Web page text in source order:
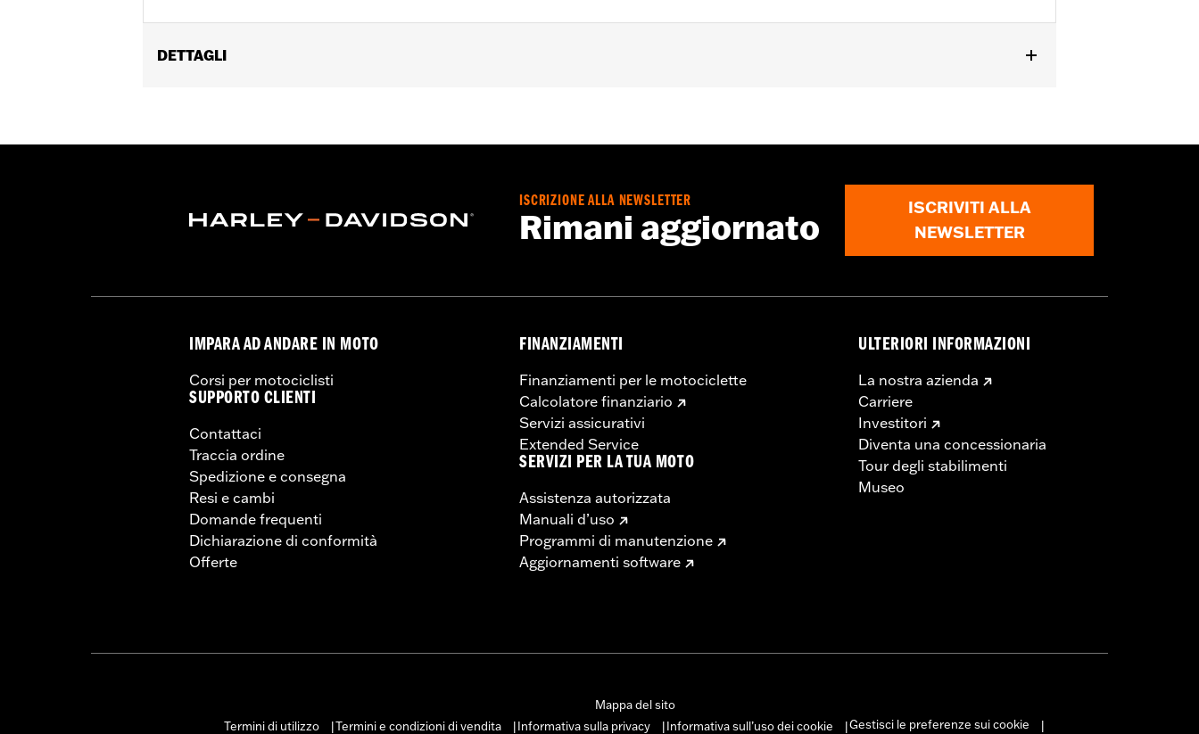
DETTAGLI
Origine:Articolo d'importazione
ISCRIZIONE ALLA NEWSLETTER
Rimani aggiornato
ISCRIVITI ALLA
NEWSLETTER
IMPARA AD ANDARE IN MOTO
Corsi per motociclisti
SUPPORTO CLIENTI
Contattaci
Traccia ordine
Spedizione e consegna
Resi e cambi
Domande frequenti
Dichiarazione di conformità
Offerte
FINANZIAMENTI
Finanziamenti per le motociclette
Calcolatore finanziario
Servizi assicurativi
Extended Service
SERVIZI PER LA TUA MOTO
Assistenza autorizzata
Manuali d’uso
Programmi di manutenzione
Aggiornamenti software
ULTERIORI INFORMAZIONI
La nostra azienda
Carriere
Investitori
Diventa una concessionaria
Tour degli stabilimenti
Museo
Mappa del sito
Termini di utilizzo
Termini e condizioni di vendita Informativa sulla privacy Informativa sull’uso dei cookie Gestisci le preferenze sui cookie